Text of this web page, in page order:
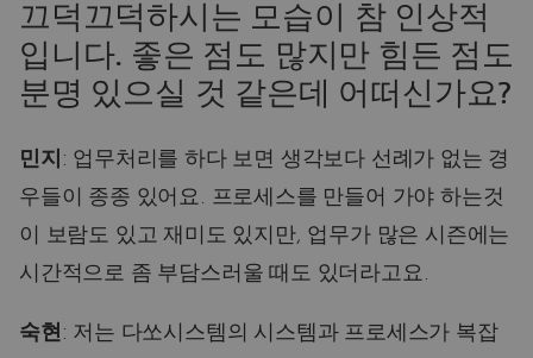
끄덕끄덕하시는 모습이 참 인상적
입니다. 좋은 점도 많지만 힘든 점도
분명 있으실 것 같은데 어떠신가요?
민지 : 업무처리를 하다 보면 생각보다 선례가 없는 경
우들이 종종 있어요. 프로세스를 만들어 가야 하는것
이 보람도 있고 재미도 있지만, 업무가 많은 시즌에는
시간적으로 좀 부담스러울 때도 있더라고요.
숙현 : 저는 다쏘시스템의 시스템과 프로세스가 복잡